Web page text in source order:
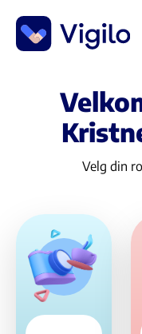
Velg din